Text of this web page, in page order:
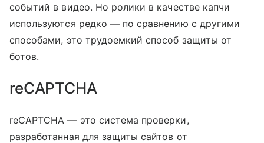
событий в видео. Но ролики в качестве капчи
используются редко — по сравнению с другими
способами, это трудоемкий способ защиты от
ботов.
reCAPTCHA
reCAPTCHA — это система проверки,
разработанная для защиты сайтов от